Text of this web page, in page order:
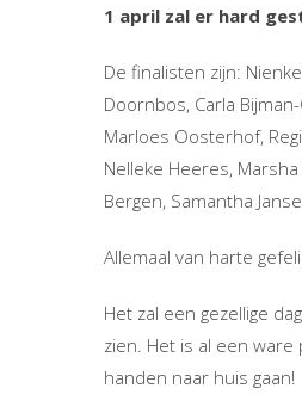
1 april zal er hard
De finalisten zijn:
Doornbos, Carla
Marloes Oosterhof,
Nelleke Heeres,
Bergen, Samantha
Allemaal van harte
Het zal een gezellige
zien. Het is al een
handen naar huis gaan!